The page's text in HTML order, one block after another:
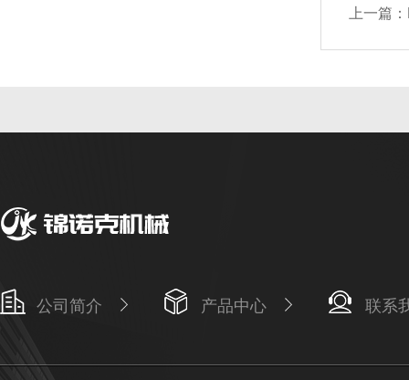
上一篇：
公司简介 产品中心 联系